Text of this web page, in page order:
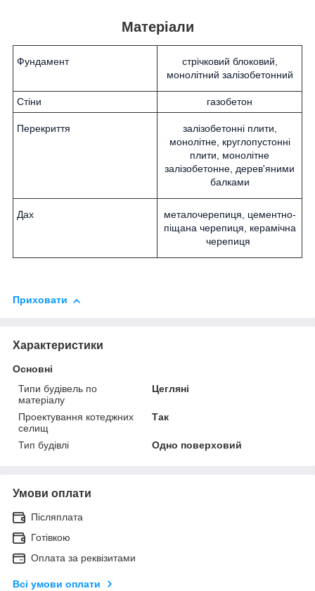
Матеріали
Фундамент
стрічковий блоковий,
монолітний залізобетонний
Стіни газобетон
Перекриття
залізобетонні плити,
монолітне, круглопустонні
плити, монолітне
залізобетонне, дерев'яними
балками
Дах
металочерепиця, цементно-
піщана черепиця, керамічна
черепиця
Приховати
Характеристики
Основні
Типи будівель по
матеріалу
Цегляні
Проектування котеджних
селищ
Так
Тип будівлі Одно поверховий
Умови оплати
Післяплата
Готівкою
Оплата за реквізитами
Всі умови оплати